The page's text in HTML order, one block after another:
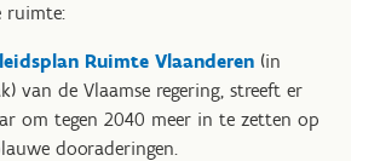
ruimte:
Ruimte Vlaanderen (in
van de Vlaamse regering, streeft er
om tegen 2040 meer in te zetten op
dooraderingen.